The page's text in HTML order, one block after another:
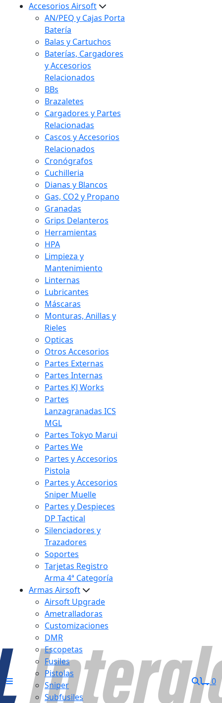
Accesorios Airsoft
AN/PEQ y Cajas Porta
Batería
Balas y Cartuchos
Baterías, Cargadores
y Accesorios
Relacionados
BBs
Brazaletes
Cargadores y Partes
Relacionadas
Cascos y Accesorios
Relacionados
Cronógrafos
Cuchilleria
Dianas y Blancos
Gas, CO2 y Propano
Granadas
Grips Delanteros
Herramientas
HPA
Limpieza y
Mantenimiento
Linternas
Lubricantes
Máscaras
Monturas, Anillas y
Rieles
Opticas
Otros Accesorios
Partes Externas
Partes Internas
Partes KJ Works
Partes
Lanzagranadas ICS
MGL
Partes Tokyo Marui
Partes We
Partes y Accesorios
Pistola
Partes y Accesorios
Sniper Muelle
Partes y Despieces
DP Tactical
Silenciadores y
Trazadores
Soportes
Tarjetas Registro
Arma 4ª Categoría
Armas Airsoft
Airsoft Upgrade
Ametralladoras
Customizaciones
DMR
Escopetas
Fusiles
Pistolas
Sniper
Subfusiles
0